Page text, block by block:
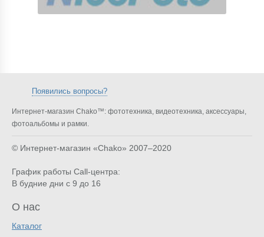
Появились вопросы?
Интернет-магазин Chako™: фототехника, видеотехника, аксессуары,
фотоальбомы и рамки.
© Интернет-магазин «Chako» 2007–2020
График работы Call-центра:
В будние дни с 9 до 16
О нас
Каталог